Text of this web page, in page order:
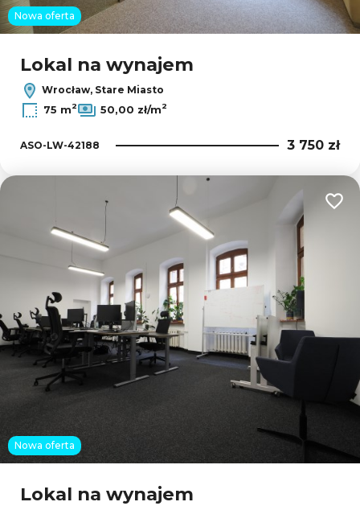
Nowa oferta
Lokal na wynajem
Wrocław, Stare Miasto
75 m2 50,00 zł/m2
ASO-LW-42188 3 750 zł
Nowa oferta
Lokal na wynajem